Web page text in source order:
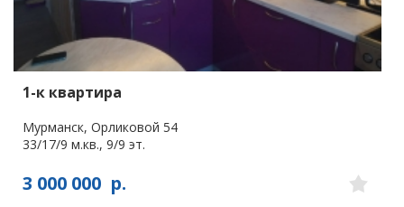
1-к квартира
Мурманск, Орликовой 54
33/17/9 м.кв., 9/9 эт.
3 000 000 р.